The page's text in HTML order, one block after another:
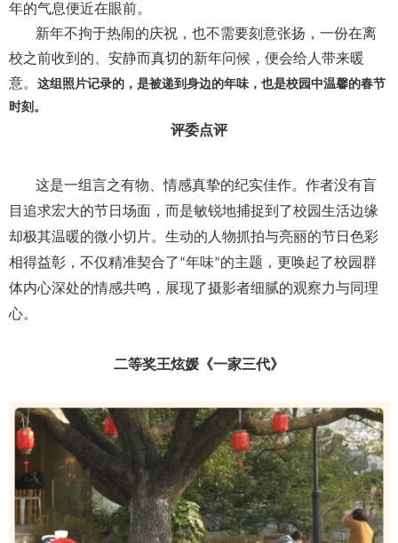
年的气息便近在眼前。
新年不拘于热闹的庆祝，也不需要刻意张扬，一份在离
校之前收到的、安静而真切的新年问候，便会给人带来暖
意。 这组照片记录的，是被递到身边的年味，也是校园中温馨的春节
时刻。
评委点评
这是一组言之有物、情感真挚的纪实佳作。作者没有盲
目追求宏大的节日场面，而是敏锐地捕捉到了校园生活边缘
却极其温暖的微小切片。生动的人物抓拍与亮丽的节日色彩
相得益彰，不仅精准契合了“年味”的主题，更唤起了校园群
体内心深处的情感共鸣，展现了摄影者细腻的观察力与同理
心。
二等奖王炫媛《一家三代》